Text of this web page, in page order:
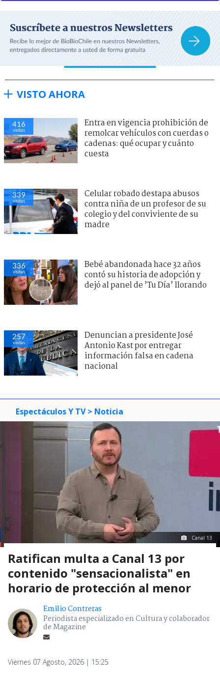
VISTO AHORA
416
visitas
Entra en vigencia prohibición de
remolcar vehículos con cuerdas o
cadenas: qué ocupar y cuánto
cuesta
339
visitas
Celular robado destapa abusos
contra niña de un profesor de su
colegio y del conviviente de su
madre
336
visitas
Bebé abandonada hace 32 años
contó su historia de adopción y
dejó al panel de ’Tu Día’ llorando
257
visitas
Denuncian a presidente José
Antonio Kast por entregar
información falsa en cadena
nacional
Espectáculos Y TV > Noticia
Canal 13
Ratifican multa a Canal 13 por
contenido "sensacionalista" en
horario de protección al menor
Emilio Contreras
Periodista especializado en Cultura y colaborador
de Magazine
Viernes 07 Agosto, 2026 | 15:25